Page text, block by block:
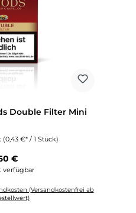
Double Filter Mini
(0,43 €* / 1 Stück)
Preis:
€
verfügbar
(Versandkostenfrei ab